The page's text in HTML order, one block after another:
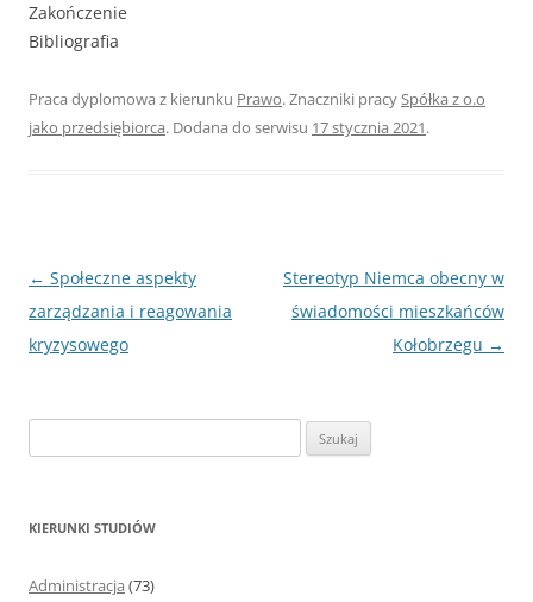
Zakończenie
Bibliografia
Praca dyplomowa z kierunku Prawo. Znaczniki pracySpółka z o.o
jako przedsiębiorca. Dodana do serwisu 17 stycznia 2021.
Nawigacja
wpisu
← Społeczne aspekty
zarządzania i reagowania
kryzysowego
Stereotyp Niemca obecny w
świadomości mieszkańców
Kołobrzegu →
z
KIERUNKI STUDIÓW
Administracja (73)